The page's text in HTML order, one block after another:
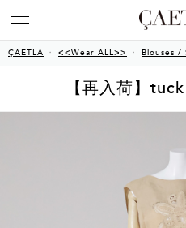
ÇAETLA <<Wear ALL>> Blouses /
【再入荷】